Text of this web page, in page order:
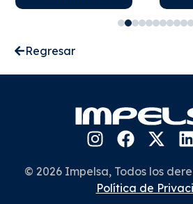
Regresar
© 2026 Impelsa, Todos los
Política de